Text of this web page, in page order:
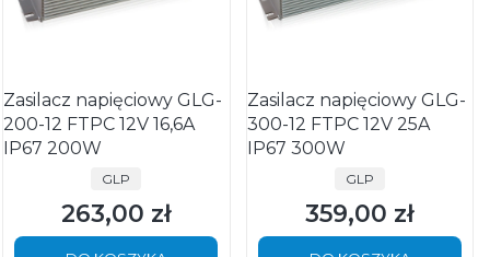
Zasilacz napięciowy GLG-
200-12 FTPC 12V 16,6A
IP67 200W
PRODUCENT
GLP
Cena
263,00 zł
Zasilacz napięciowy GLG-
300-12 FTPC 12V 25A
IP67 300W
PRODUCENT
GLP
Cena
359,00 zł